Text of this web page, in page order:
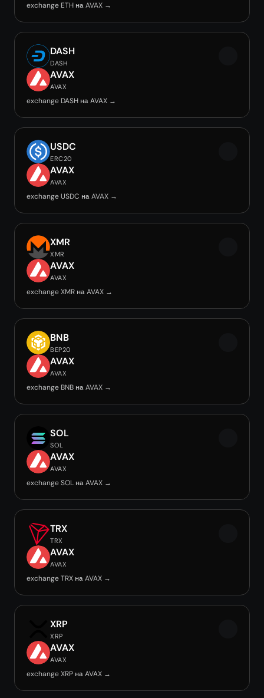
exchange ETH на AVAX →
DASH
DASH
AVAX
AVAX
exchange DASH на AVAX →
USDC
ERC20
AVAX
AVAX
exchange USDC на AVAX →
XMR
XMR
AVAX
AVAX
exchange XMR на AVAX →
BNB
BEP20
AVAX
AVAX
exchange BNB на AVAX →
SOL
SOL
AVAX
AVAX
exchange SOL на AVAX →
TRX
TRX
AVAX
AVAX
exchange TRX на AVAX →
XRP
XRP
AVAX
AVAX
exchange XRP на AVAX →